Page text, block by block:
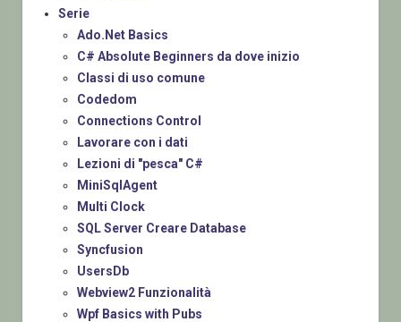
Serie
Ado.Net Basics
C# Absolute Beginners da dove inizio
Classi di uso comune
Codedom
Connections Control
Lavorare con i dati
Lezioni di "pesca" C#
MiniSqlAgent
Multi Clock
SQL Server Creare Database
Syncfusion
UsersDb
Webview2 Funzionalità
Wpf Basics with Pubs